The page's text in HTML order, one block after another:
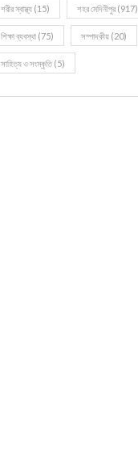
শরীর স্বাস্থ্য (15) শহর মেদিনীপুর (917)
শিক্ষা ব্যবস্থা (75) সম্পাদকীয় (20)
সাহিত্য ও সংস্কৃতি(5)